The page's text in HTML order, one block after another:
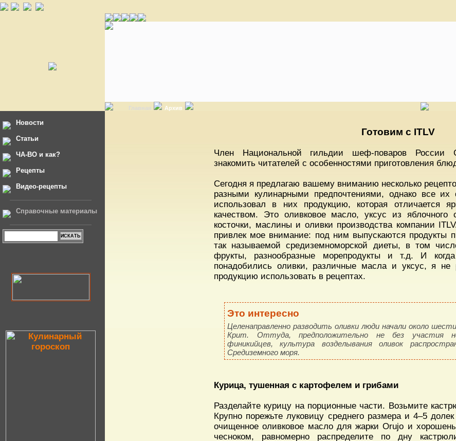
Главная Архив
Новости
Статьи
ЧА-ВО и как?
Рецепты
Видео-рецепты
Справочные материалы
Готовим с ITLV
Член Национальной гильдии шеф-поваров России
знакомить читателей с особенностями приготовления
Сегодня я предлагаю вашему вниманию несколько
разными кулинарными предпочтениями, однако все
использовал в них продукцию, которая отличается
качеством. Это оливковое масло, уксус из яблочного
косточки, маслины и оливки производства компании
привлек мое внимание: под ним выпускаются продукты
так называемой средиземноморской диеты, в том
фрукты, разнообразные морепродукты и т.д. И
понадобились оливки, различные масла и уксус, я
продукцию использовать в рецептах.
Это интересно
Целенаправленно разводить оливки люди начали около
Крит. Оттуда, предположительно не без участия
финикийцев, культура возделывания оливок
Средиземного моря.
Курица, тушенная с картофелем и грибами
Разделайте курицу на порционные части. Возьмите
Крупно порежьте луковицу среднего размера и 4–5
очищенное оливковое масло для жарки Orujo и
чесноком, равномерно распределите по дну